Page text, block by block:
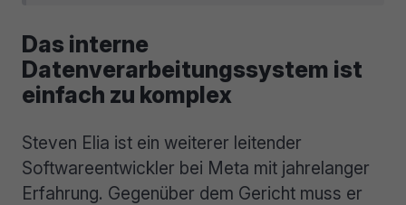
Das interne
Datenverarbeitungssystem ist
einfach zu komplex
Steven Elia ist ein weiterer leitender
Softwareentwickler bei Meta mit jahrelanger
Erfahrung. Gegenüber dem Gericht muss er